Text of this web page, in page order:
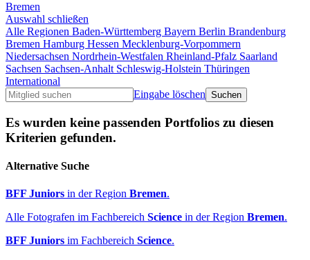
Bremen
Auswahl schließen
Alle Regionen Baden-Württemberg Bayern Berlin Brandenburg
Bremen Hamburg Hessen Mecklenburg-Vorpommern
Niedersachsen Nordrhein-Westfalen Rheinland-Pfalz Saarland
Sachsen Sachsen-Anhalt Schleswig-Holstein Thüringen
International
Eingabe löschen
Es wurden keine passenden Portfolios zu diesen
Kriterien gefunden.
Alternative Suche
BFF Juniors in der Region Bremen.
Alle Fotografen im Fachbereich Science in der Region Bremen.
BFF Juniors im Fachbereich Science.